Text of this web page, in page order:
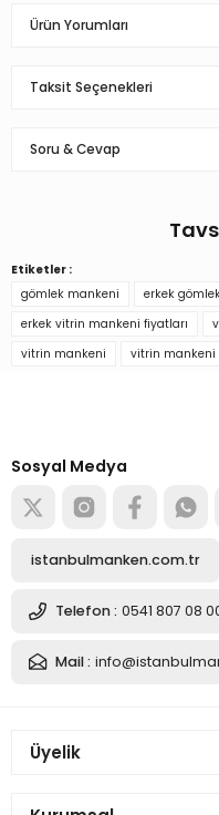
Ürün Yorumları
Memnuniyet
Yorum Yaz
Taksit Seçenekleri
Soru & Cevap
Ürün
4.908,08 TL
3.455,83
Etiketler :
gömlek mankeni
erkek
erkek vitrin mankeni fiyatları
vitrin mankeni
vitrin mankeni
Sosyal Medya
istanbulmanken.com.tr
Telefon : 0541 807 08
Mail :
Üyelik